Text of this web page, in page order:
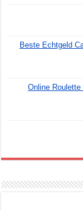
Beste Echtgeld
Online